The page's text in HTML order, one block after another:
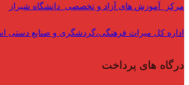
مرکز آموزش های آزاد و تخصصی دانشگاه شیراز
اداره کل میراث فرهنگی،گردشگری و صنایع دستی
درگاه های پرداخت